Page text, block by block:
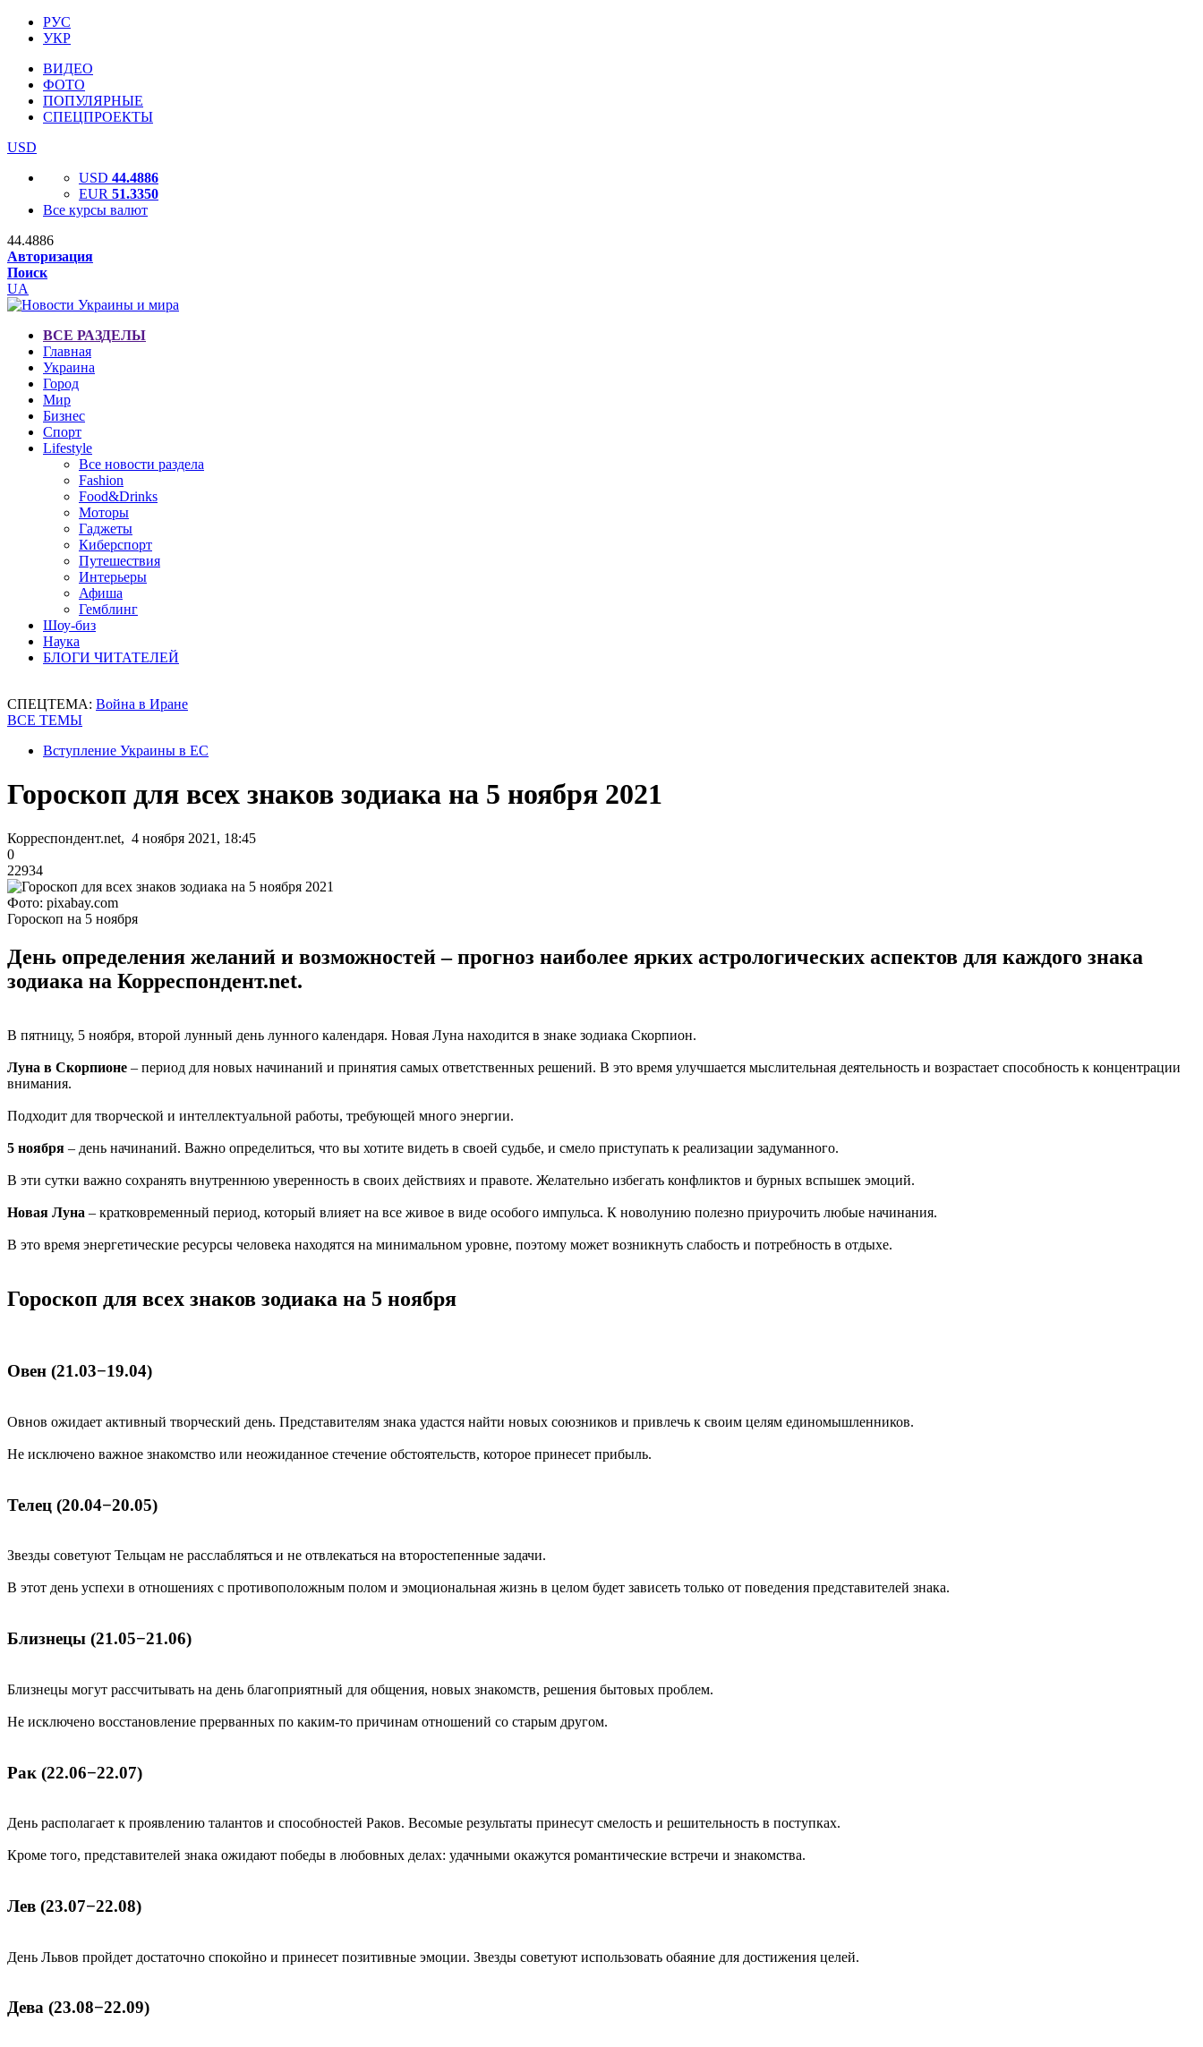
РУС
УКР
ВИДЕО
ФОТО
ПОПУЛЯРНЫЕ
СПЕЦПРОЕКТЫ
USD
USD 44.4886
EUR 51.3350
Все курсы валют
44.4886
Авторизация
Поиск
UA
ВСЕ РАЗДЕЛЫ
Главная
Украина
Город
Мир
Бизнес
Спорт
Lifestyle
Все новости раздела
Fashion
Food&Drinks
Моторы
Гаджеты
Киберспорт
Путешествия
Интерьеры
Афиша
Гемблинг
Шоу-биз
Наука
БЛОГИ ЧИТАТЕЛЕЙ
СПЕЦТЕМА: Война в Иране
ВСЕ ТЕМЫ
Вступление Украины в ЕС
Гороскоп для всех знаков зодиака на 5 ноября 2021
Корреспондент.net, 4 ноября 2021, 18:45
0
22934
Фото: pixabay.com
Гороскоп на 5 ноября
День определения желаний и возможностей – прогноз наиболее ярких астрологических аспектов для каждого знака
зодиака на Корреспондент.net.
В пятницу, 5 ноября, второй лунный день лунного календаря. Новая Луна находится в знаке зодиака Скорпион.
Луна в Скорпионе – период для новых начинаний и принятия самых ответственных решений. В это время улучшается мыслительная деятельность и возрастает способность к концентрации
внимания.
Подходит для творческой и интеллектуальной работы, требующей много энергии.
5 ноября – день начинаний. Важно определиться, что вы хотите видеть в своей судьбе, и смело приступать к реализации задуманного.
В эти сутки важно сохранять внутреннюю уверенность в своих действиях и правоте. Желательно избегать конфликтов и бурных вспышек эмоций.
Новая Луна – кратковременный период, который влияет на все живое в виде особого импульса. К новолунию полезно приурочить любые начинания.
В это время энергетические ресурсы человека находятся на минимальном уровне, поэтому может возникнуть слабость и потребность в отдыхе.
Гороскоп для всех знаков зодиака на 5 ноября
Овен (21.03−19.04)
Овнов ожидает активный творческий день. Представителям знака удастся найти новых союзников и привлечь к своим целям единомышленников.
Не исключено важное знакомство или неожиданное стечение обстоятельств, которое принесет прибыль.
Телец (20.04−20.05)
Звезды советуют Тельцам не расслабляться и не отвлекаться на второстепенные задачи.
В этот день успехи в отношениях с противоположным полом и эмоциональная жизнь в целом будет зависеть только от поведения представителей знака.
Близнецы (21.05−21.06)
Близнецы могут рассчитывать на день благоприятный для общения, новых знакомств, решения бытовых проблем.
Не исключено восстановление прерванных по каким-то причинам отношений со старым другом.
Рак (22.06−22.07)
День располагает к проявлению талантов и способностей Раков. Весомые результаты принесут смелость и решительность в поступках.
Кроме того, представителей знака ожидают победы в любовных делах: удачными окажутся романтические встречи и знакомства.
Лев (23.07−22.08)
День Львов пройдет достаточно спокойно и принесет позитивные эмоции. Звезды советуют использовать обаяние для достижения целей.
Дева (23.08−22.09)